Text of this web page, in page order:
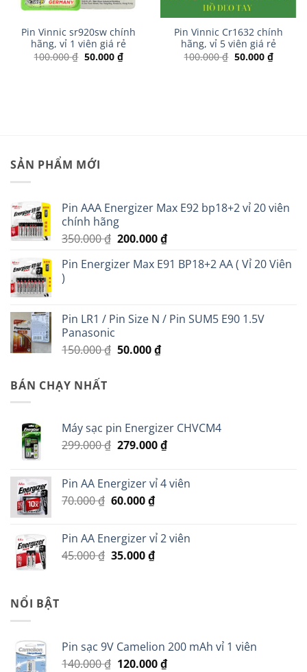
Pin Vinnic sr920sw chính
hãng, vỉ 1 viên giá rẻ
100.000₫ Giá
gốc
50.000 ₫Giá
hiện
Pin Vinnic Cr1632 chính
hãng, vỉ 5 viên giá rẻ
100.000₫ Giá
gốc
50.000 ₫Giá
hiện
SẢN PHẨM MỚI
Pin AAA Energizer Max E92 bp18+2 vỉ 20 viên
chính hãng
350.000₫ Giá
là:
200.000₫Giá
tại
Pin Energizer Max E91 BP18+2 AA ( Vỉ 20 Viên
)
Pin LR1 / Pin Size N / Pin SUM5 E90 1.5V
Panasonic
150.000₫ Giá
50.000₫Giá
BÁN CHẠY NHẤT
Máy sạc pin Energizer CHVCM4
299.000₫ Giá
299.000 ₫.
279.000₫Giá
là:
Pin AA Energizer vỉ 4 viên
70.000₫ Giá
70.000 ₫.
60.000₫Giá
là:
60.000 ₫.
Pin AA Energizer vỉ 2 viên
45.000₫ Giá
35.000₫Giá
NỔI BẬT
Pin sạc 9V Camelion 200 mAh vỉ 1 viên
140.000₫ Giá
120.000₫Giá